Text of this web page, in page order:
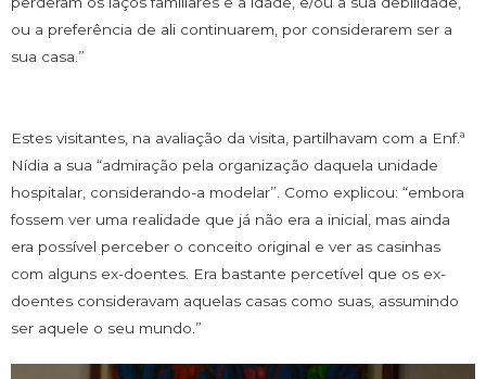
ou a preferência de ali continuarem, por considerarem ser a
sua casa.”
Estes visitantes, na avaliação da visita, partilhavam com a Enf.ª
Nídia a sua “admiração pela organização daquela unidade
hospitalar, considerando-a modelar”. Como explicou: “embora
fossem ver uma realidade que já não era a inicial, mas ainda
era possível perceber o conceito original e ver as casinhas
com alguns ex-doentes. Era bastante percetível que os ex-
doentes consideravam aquelas casas como suas, assumindo
ser aquele o seu mundo.”